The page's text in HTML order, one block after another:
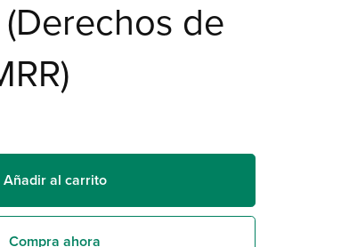
de
Añadir al carrito
Compra ahora